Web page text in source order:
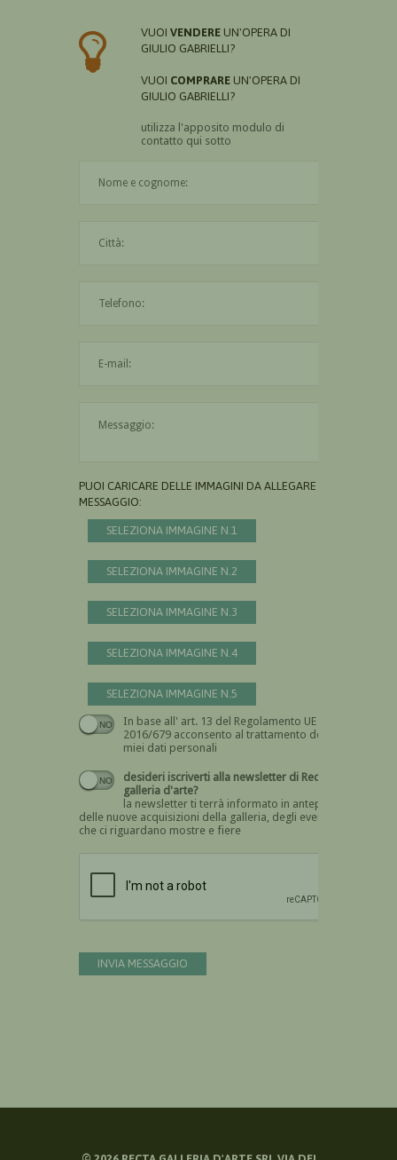
VUOI VENDERE UN'OPERA DI
GIULIO GABRIELLI?
VUOI COMPRARE UN'OPERA DI
GIULIO GABRIELLI?
utilizza l'apposito modulo di
contatto qui sotto
PUOI CARICARE DELLE IMMAGINI DA ALLEGARE AL
MESSAGGIO:
SELEZIONA IMMAGINE N.1
SELEZIONA IMMAGINE N.2
SELEZIONA IMMAGINE N.3
SELEZIONA IMMAGINE N.4
SELEZIONA IMMAGINE N.5
In base all' art. 13 del Regolamento UE n.
2016/679 acconsento al trattamento dei
miei dati personali
Devi dare il consenso
desideri iscriverti alla newsletter di Recta
galleria d'arte?
la newsletter ti terrà informato in anteprima
delle nuove acquisizioni della galleria, degli eventi
che ci riguardano mostre e fiere
INVIA MESSAGGIO